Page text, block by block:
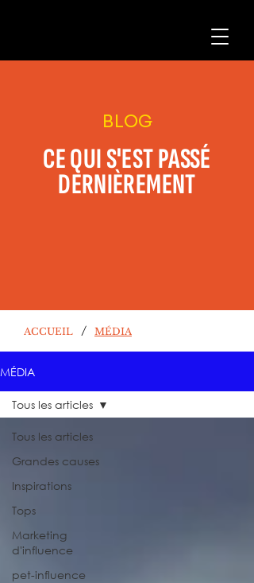
BLOG
CE QUI S'EST PASSÉ
DERNIÈREMENT
ACCUEIL / MÉDIA
MÉDIA
Tous les articles
Grandes causes
Inspirations
Tops
Marketing
d'influence
pet-influence
Tous les articles